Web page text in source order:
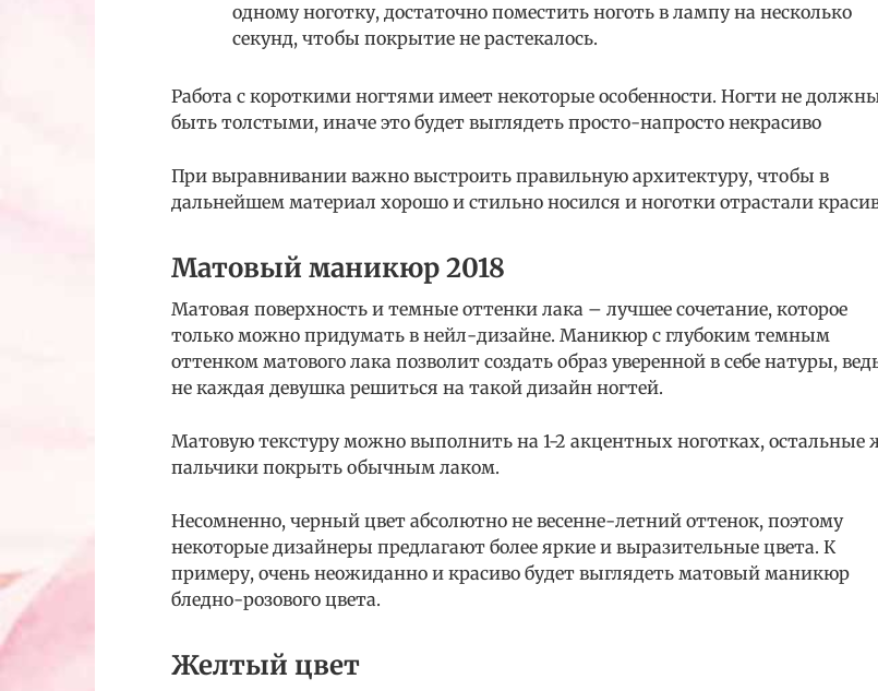
одному ноготку, достаточно поместить ноготь в лампу на несколько
секунд, чтобы покрытие не растекалось.
Работа с короткими ногтями имеет некоторые особенности. Ногти не
быть толстыми, иначе это будет выглядеть просто-напросто некрасиво
При выравнивании важно выстроить правильную архитектуру, чтобы в
дальнейшем материал хорошо и стильно носился и ноготки отрастали
Матовый маникюр 2018
Матовая поверхность и темные оттенки лака – лучшее сочетание, которое
только можно придумать в нейл-дизайне. Маникюр с глубоким темным
оттенком матового лака позволит создать образ уверенной в себе натуры,
не каждая девушка решиться на такой дизайн ногтей.
Матовую текстуру можно выполнить на 1-2 акцентных ноготках, остальные
пальчики покрыть обычным лаком.
Несомненно, черный цвет абсолютно не весенне-летний оттенок, поэтому
некоторые дизайнеры предлагают более яркие и выразительные цвета. К
примеру, очень неожиданно и красиво будет выглядеть матовый маникюр
бледно-розового цвета.
Желтый цвет